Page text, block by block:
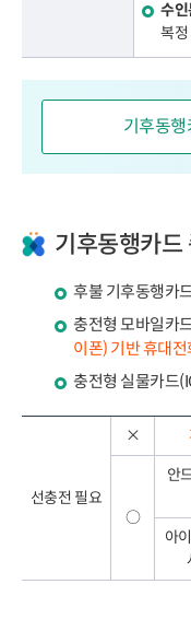
수
복정
기후동
기후동행카드
후불 기후동행카
충전형 모바일카
이폰) 기반 휴대
충전형 실물카드
선충전 필요
×
○
안
아